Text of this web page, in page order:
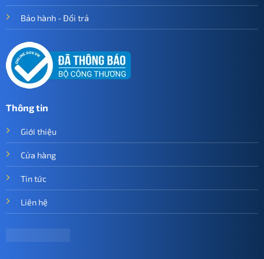
Bảo hành - Đổi trả
Thông tin
Giới thiệu
Cửa hàng
Tin tức
Liên hệ